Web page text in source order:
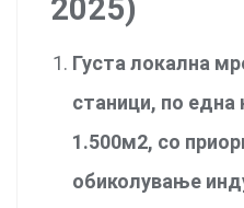
2025)
Густа локална
станици, по
1.500м2, со
обиколување